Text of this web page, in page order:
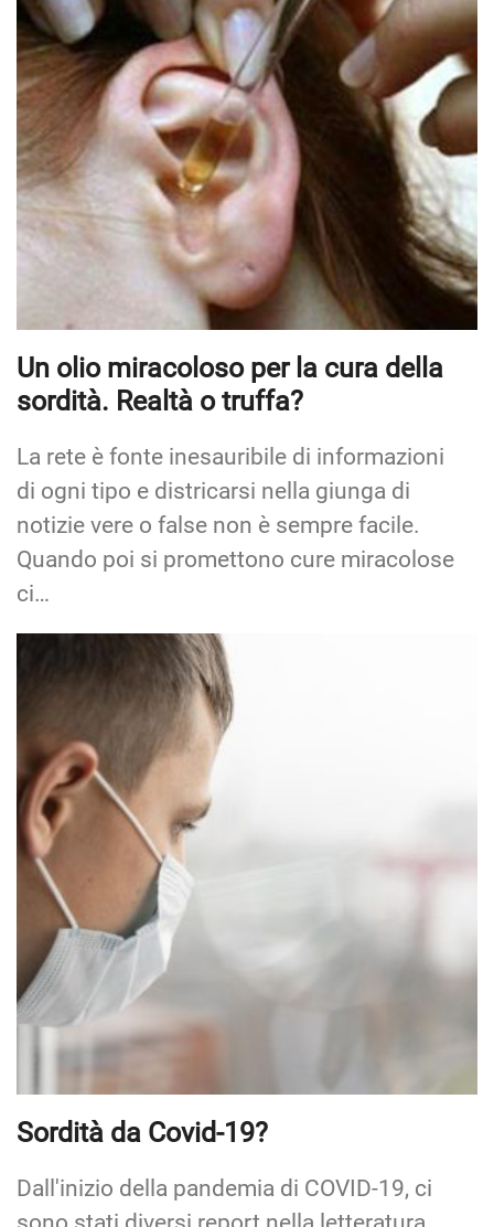
Un olio miracoloso per la cura della
sordità. Realtà o truffa?
La rete è fonte inesauribile di informazioni
di ogni tipo e districarsi nella giunga di
notizie vere o false non è sempre facile.
Quando poi si promettono cure miracolose
ci…
Sordità da Covid-19?
Dall'inizio della pandemia di COVID-19, ci